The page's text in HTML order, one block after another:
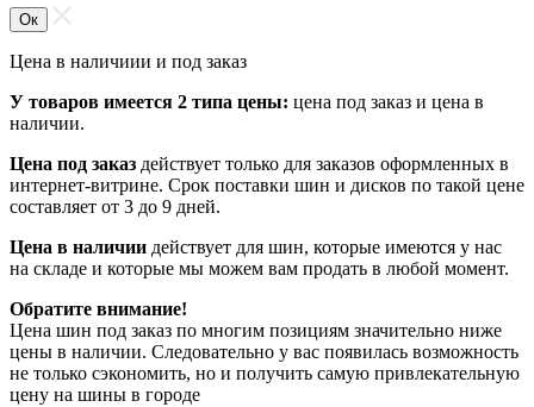
Ок
Цена в наличиии и под заказ
У товаров имеется 2 типа цены: цена под заказ и цена в
наличии.
Цена под заказ действует только для заказов оформленных в
интернет-витрине. Срок поставки шин и дисков по такой цене
составляет от 3 до 9 дней.
Цена в наличии действует для шин, которые имеются у нас
на складе и которые мы можем вам продать в любой момент.
Обратите внимание!
Цена шин под заказ по многим позициям значительно ниже
цены в наличии. Следовательно у вас появилась возможность
не только сэкономить, но и получить самую привлекательную
цену на шины в городе